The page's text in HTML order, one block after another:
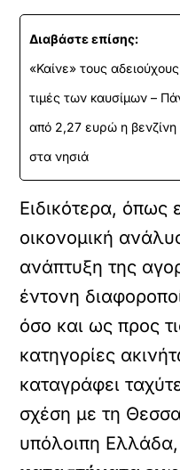
Διαβάστε επίσης:
«Καίνε» τους αδειούχους
τιμές των καυσίμων –
από 2,27 ευρώ η βενζίνη
στα νησιά
Ειδικότερα, όπως
οικονομική
ανάπτυξη της
έντονη
όσο και ως προς
κατηγορίες
καταγράφει
σχέση με τη
υπόλοιπη